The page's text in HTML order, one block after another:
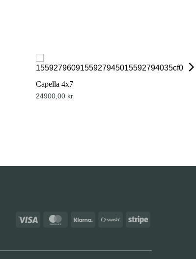
Capella 4x7
24900,00 kr
Visa MasterCardKlarna Swish
Stripe